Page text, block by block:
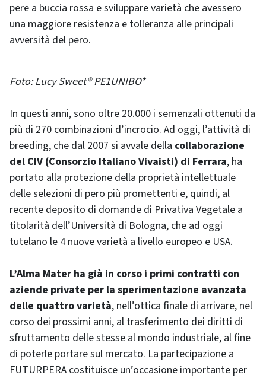
pere a buccia rossa e sviluppare varietà che avessero
una maggiore resistenza e tolleranza alle principali
avversità del pero.
Foto: Lucy Sweet® PE1UNIBO*
In questi anni, sono oltre 20.000 i semenzali ottenuti da
più di 270 combinazioni d’incrocio. Ad oggi, l’attività di
breeding, che dal 2007 si avvale della collaborazione
del CIV (Consorzio Italiano Vivaisti) di Ferrara, ha
portato alla protezione della proprietà intellettuale
delle selezioni di pero più promettenti e, quindi, al
recente deposito di domande di Privativa Vegetale a
titolarità dell’Università di Bologna, che ad oggi
tutelano le 4 nuove varietà a livello europeo e USA.
L’Alma Mater ha già in corso i primi contratti con
aziende private per la sperimentazione avanzata
delle quattro varietà, nell’ottica finale di arrivare, nel
corso dei prossimi anni, al trasferimento dei diritti di
sfruttamento delle stesse al mondo industriale, al fine
di poterle portare sul mercato. La partecipazione a
FUTURPERA costituisce un’occasione importante per